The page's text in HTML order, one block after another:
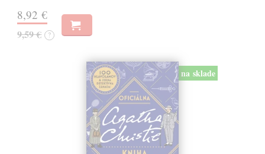
8,92 €
9,59 € ?
na sklade